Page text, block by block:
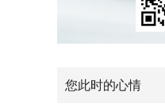
您此时的心情